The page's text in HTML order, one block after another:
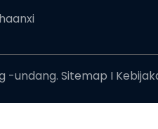
-undang. Sitemap I